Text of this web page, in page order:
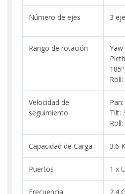
Número de ejes 3
Rango de rotación
Yaw
Roll:
Velocidad de
seguimiento
Tilt:
Roll:
Capacidad de Carga 3.6
Puertos 1 x
Frecuencia 2.4